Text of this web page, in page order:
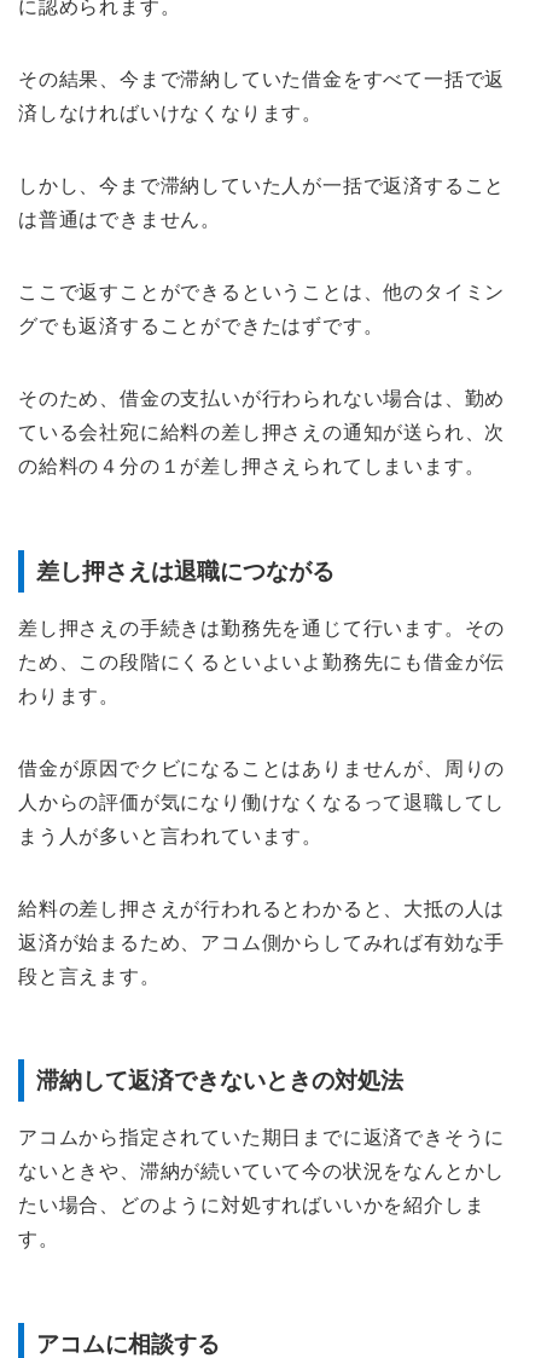
に認められます。
その結果、今まで滞納していた借金をすべて一括で返
済しなければいけなくなります。
しかし、今まで滞納していた人が一括で返済すること
は普通はできません。
ここで返すことができるということは、他のタイミン
グでも返済することができたはずです。
そのため、借金の支払いが行わられない場合は、勤め
ている会社宛に給料の差し押さえの通知が送られ、次
の給料の４分の１が差し押さえられてしまいます。
差し押さえは退職につながる
差し押さえの手続きは勤務先を通じて行います。その
ため、この段階にくるといよいよ勤務先にも借金が伝
わります。
借金が原因でクビになることはありませんが、周りの
人からの評価が気になり働けなくなるって退職してし
まう人が多いと言われています。
給料の差し押さえが行われるとわかると、大抵の人は
返済が始まるため、アコム側からしてみれば有効な手
段と言えます。
滞納して返済できないときの対処法
アコムから指定されていた期日までに返済できそうに
ないときや、滞納が続いていて今の状況をなんとかし
たい場合、どのように対処すればいいかを紹介しま
す。
アコムに相談する